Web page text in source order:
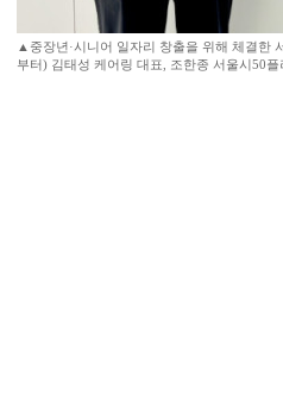
▲중장년·시니어 일자리 창출을 위해 체결한
부터) 김태성 케어링 대표, 조한종 서울시50